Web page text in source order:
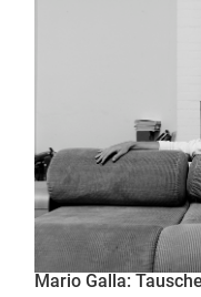
Mario Galla: